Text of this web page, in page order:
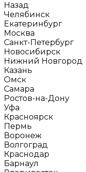
Назад
Челябинск
Екатеринбург
Москва
Санкт-Петербург
Новосибирск
Нижний Новгород
Казань
Омск
Самара
Ростов-на-Дону
Уфа
Красноярск
Пермь
Воронеж
Волгоград
Краснодар
Барнаул